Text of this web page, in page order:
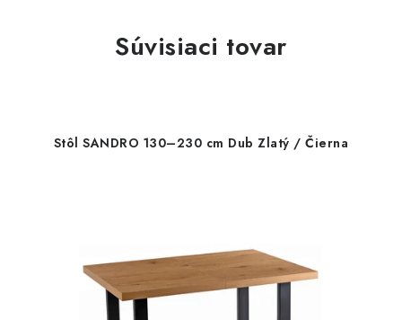
Súvisiaci tovar
Stôl SANDRO 130–230 cm Dub Zlatý / Čierna